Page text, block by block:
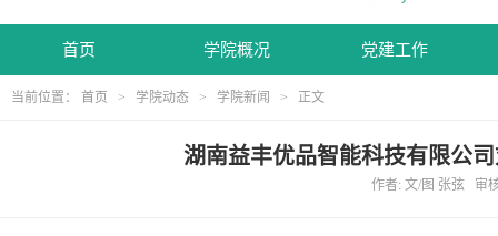
首页 学院概况 党建工作
当前位置： 首页 > 学院动态 > 学院新闻 > 正文
湖南益丰优品智能科技有限公
作者: 文/图 张弦 审